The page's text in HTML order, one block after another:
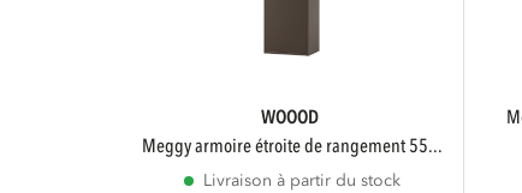
WOOOD
meggy armoire étroite de rangement 55...
Livraison à partir du stock
meggy armoire de rangement droite